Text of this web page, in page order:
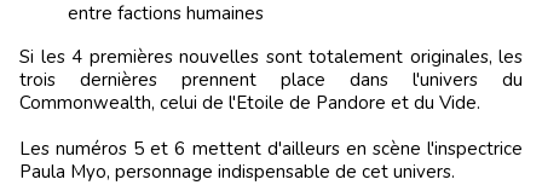
entre factions humaines
Si les 4 premières nouvelles sont totalement originales, les
trois dernières prennent place dans l'univers du
Commonwealth, celui de l'Etoile de Pandore et du Vide.
Les numéros 5 et 6 mettent d'ailleurs en scène l'inspectrice
Paula Myo, personnage indispensable de cet univers.